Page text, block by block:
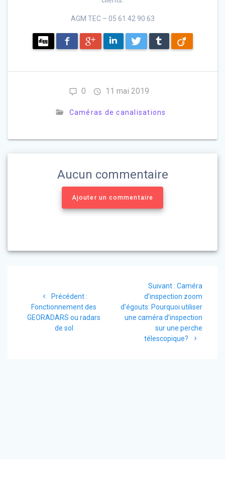
AGM TEC – 05 61 42 90 63
FacebookGoogle+ LinkedIn Twitter Tumblr
0 11 mai 2019
Caméras de canalisations
Aucun commentaire
Ajouter un commentaire
l’article
Précédent :
précédent
:
Fonctionnement des
GEORADARS ou radars
de sol
Suivant : Article
suivant
:
Caméra
d’inspection zoom
d’égouts: Pourquoi utiliser
une caméra d’inspection
sur une perche
télescopique?